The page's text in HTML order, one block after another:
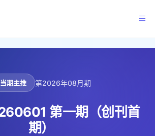
当期主推 第2026年08月期
第一期（创刊首
期）